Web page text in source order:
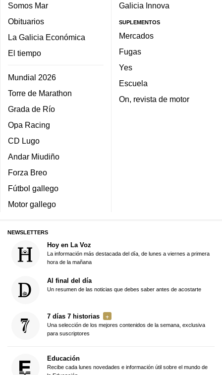
Somos Mar
Obituarios
La Galicia Económica
El tiempo
Mundial 2026
Torre de Marathon
Grada de Río
Opa Racing
CD Lugo
Andar Miudiño
Forza Breo
Fútbol gallego
Motor gallego
Galicia Innova
SUPLEMENTOS
Mercados
Fugas
Yes
Escuela
On, revista de motor
NEWSLETTERS
Hoy en La Voz
La información más destacada del día, de lunes a viernes a primera
hora de la mañana
Al final del día
Un resumen de las noticias que debes saber antes de acostarte
7 días 7 historias
Una selección de los mejores contenidos de la semana, exclusiva
para suscriptores
Educación
Recibe cada lunes novedades e información útil sobre el mundo de